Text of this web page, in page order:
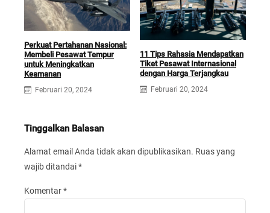
Perkuat Pertahanan Nasional:
Membeli Pesawat Tempur
untuk Meningkatkan
Keamanan
Februari 20, 2024
11 Tips Rahasia Mendapatkan
Tiket Pesawat Internasional
dengan Harga Terjangkau
Februari 20, 2024
Tinggalkan Balasan
Alamat email Anda tidak akan dipublikasikan. Ruas yang
wajib ditandai*
Komentar*